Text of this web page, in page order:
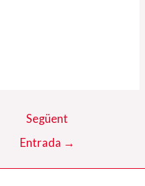
Següent
Entrada →